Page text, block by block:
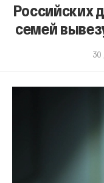
Российских
семей
30